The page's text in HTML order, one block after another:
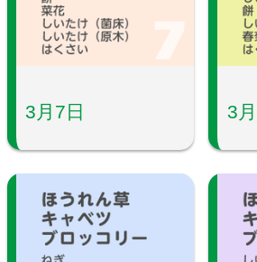
3月7日 3